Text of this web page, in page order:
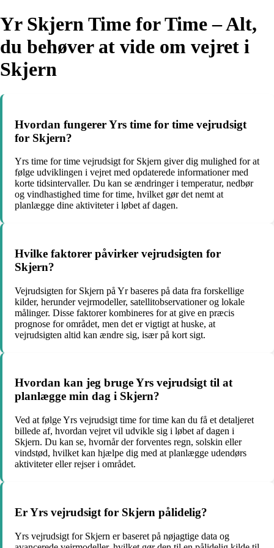
Yr Skjern Time for Time – Alt,
du behøver at vide om vejret i
Skjern
Hvordan fungerer Yrs time for time vejrudsigt
for Skjern?
Yrs time for time vejrudsigt for Skjern giver dig mulighed for at
følge udviklingen i vejret med opdaterede informationer med
korte tidsintervaller. Du kan se ændringer i temperatur, nedbør
og vindhastighed time for time, hvilket gør det nemt at
planlægge dine aktiviteter i løbet af dagen.
Hvilke faktorer påvirker vejrudsigten for
Skjern?
Vejrudsigten for Skjern på Yr baseres på data fra forskellige
kilder, herunder vejrmodeller, satellitobservationer og lokale
målinger. Disse faktorer kombineres for at give en præcis
prognose for området, men det er vigtigt at huske, at
vejrudsigten altid kan ændre sig, især på kort sigt.
Hvordan kan jeg bruge Yrs vejrudsigt til at
planlægge min dag i Skjern?
Ved at følge Yrs vejrudsigt time for time kan du få et detaljeret
billede af, hvordan vejret vil udvikle sig i løbet af dagen i
Skjern. Du kan se, hvornår der forventes regn, solskin eller
vindstød, hvilket kan hjælpe dig med at planlægge udendørs
aktiviteter eller rejser i området.
Er Yrs vejrudsigt for Skjern pålidelig?
Yrs vejrudsigt for Skjern er baseret på nøjagtige data og